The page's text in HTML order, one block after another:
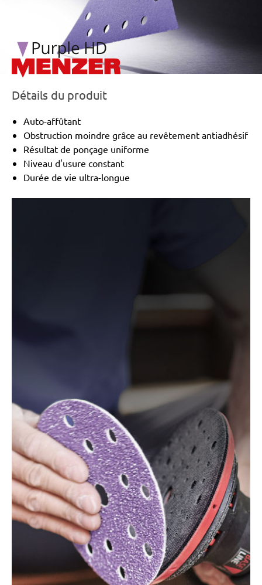
Détails du produit
Auto-affûtant
Obstruction moindre grâce au revêtement antiadhésif
Résultat de ponçage uniforme
Niveau d'usure constant
Durée de vie ultra-longue